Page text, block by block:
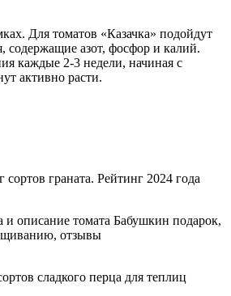
Для томатов «Казачка» подойдут
содержащие азот, фосфор и калий.
каждые 2-3 недели, начиная с
активно расти.
граната. Рейтинг 2024 года
и описание томата Бабушкин подарок,
отзывы
сладкого перца для теплиц